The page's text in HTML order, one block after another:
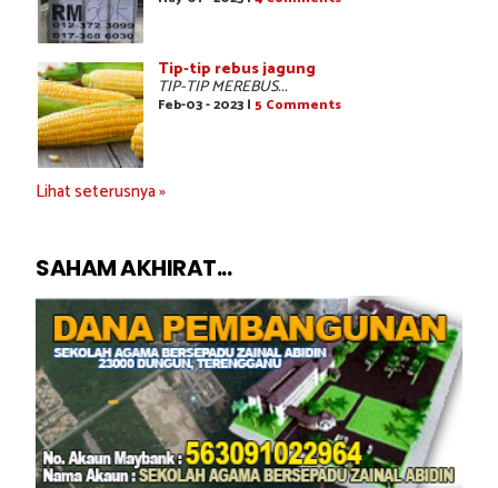
Tip-tip rebus jagung
TIP-TIP MEREBUS...
Feb-03 - 2023 | 5 Comments
Lihat seterusnya »
SAHAM AKHIRAT...